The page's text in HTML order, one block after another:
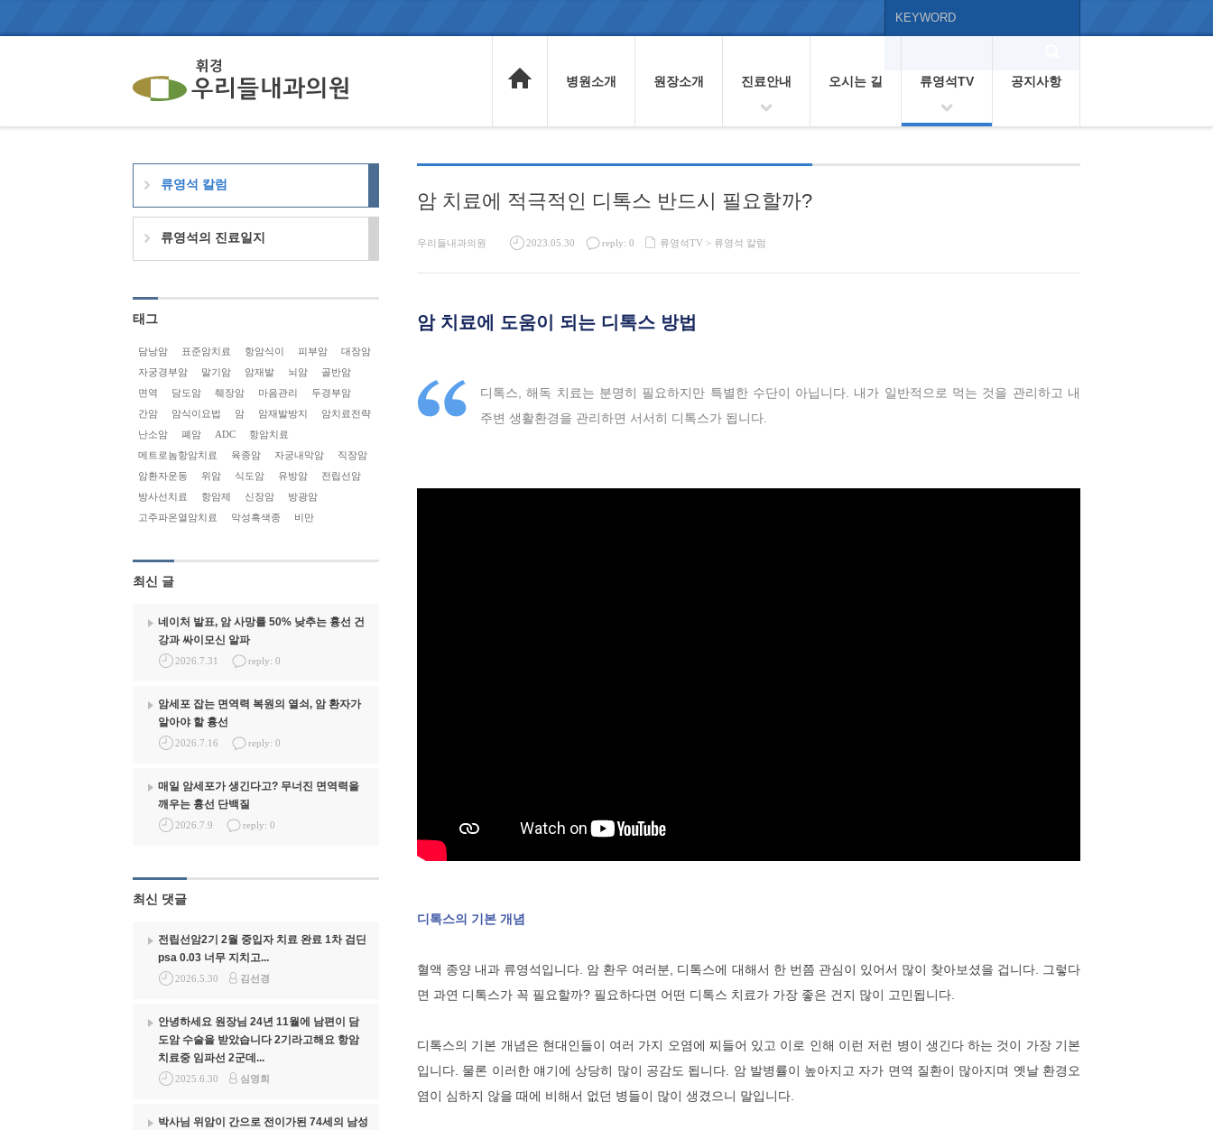
병원소개 원장소개 진료안내 오시는 길 류영석TV 공지사항
암 치료에 적극적인 디톡스 반드시 필요할까?
우리들내과의원 2023.05.30 reply: 0 류영석TV > 류영석 칼럼
암 치료에 도움이 되는 디톡스 방법
디톡스, 해독 치료는 분명히 필요하지만 특별한 수단이 아닙니다. 내가 일반적으로 먹는 것을 관리하고 내
주변 생활환경을 관리하면 서서히 디톡스가 됩니다.
디톡스의 기본 개념
혈액 종양 내과 류영석입니다. 암 환우 여러분, 디톡스에 대해서 한 번쯤 관심이 있어서 많이 찾아보셨을 겁니다. 그렇다
면 과연 디톡스가 꼭 필요할까? 필요하다면 어떤 디톡스 치료가 가장 좋은 건지 많이 고민됩니다.
디톡스의 기본 개념은 현대인들이 여러 가지 오염에 찌들어 있고 이로 인해 이런 저런 병이 생긴다 하는 것이 가장 기본
입니다. 물론 이러한 얘기에 상당히 많이 공감도 됩니다. 암 발병률이 높아지고 자가 면역 질환이 많아지며 옛날 환경오
염이 심하지 않을 때에 비해서 없던 병들이 많이 생겼으니 말입니다.
류영석 칼럼
류영석의 진료일지
태그
담낭암 표준암치료 항암식이 피부암
대장암
자궁경부암
말기암 암재발 뇌암
골반암
면역
담도암 췌장암 마음관리
두경부암
간암
암식이요법 암 암재발방지
암치료전략
난소암
폐암 ADC
항암치료
메트로놈항암치료
육종암 자궁내막암
직장암
암환자운동
위암 식도암 유방암
전립선암
방사선치료
항암제 신장암
방광암
고주파온열암치료
악성흑색종 비만
최신 글
네이처 발표, 암 사망률 50% 낮추는 흉선 건
강과 싸이모신 알파
2026.7.31 reply: 0
암세포 잡는 면역력 복원의 열쇠, 암 환자가
알아야 할 흉선
2026.7.16 reply: 0
매일 암세포가 생긴다고? 무너진 면역력을
깨우는 흉선 단백질
2026.7.9 reply: 0
최신 댓글
전립선암2기 2월 중입자 치료 완료 1차 검딘
psa 0.03 너무 지치고...
2026.5.30 김선경
안녕하세요 원장님 24년 11월에 남편이 담
도암 수술을 받았습니다 2기라고해요 항암
치료중 임파선 2군데...
2025.6.30 심영희
박사님 위암이 간으로 전이가된 74세의 남성